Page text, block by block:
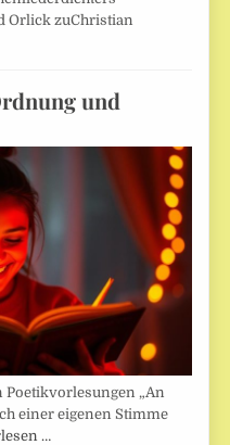
Orlick zuChristian
und
„An
einer eigenen Stimme
…